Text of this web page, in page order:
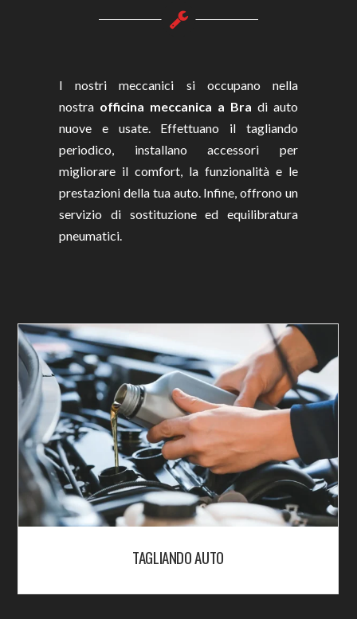
I nostri meccanici si occupano nella
nostra officina meccanica a Bra di auto
nuove e usate. Effettuano il tagliando
periodico, installano accessori per
migliorare il comfort, la funzionalità e le
prestazioni della tua auto. Infine, offrono un
servizio di sostituzione ed equilibratura
pneumatici.
TAGLIANDO AUTO